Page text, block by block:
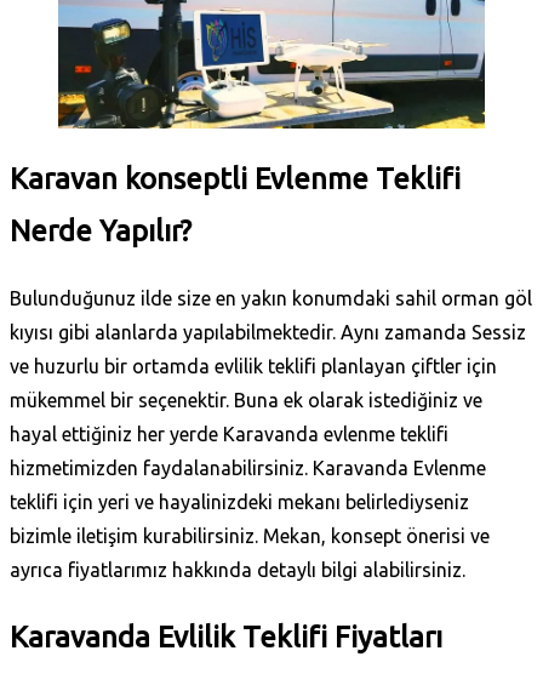
Karavan konseptli Evlenme Teklifi
Nerde Yapılır?
Bulunduğunuz ilde size en yakın konumdaki sahil orman göl
kıyısı gibi alanlarda yapılabilmektedir. Aynı zamanda Sessiz
ve huzurlu bir ortamda evlilik teklifi planlayan çiftler için
mükemmel bir seçenektir. Buna ek olarak istediğiniz ve
hayal ettiğiniz her yerde Karavanda evlenme teklifi
hizmetimizden faydalanabilirsiniz. Karavanda Evlenme
teklifi için yeri ve hayalinizdeki mekanı belirlediyseniz
bizimle iletişim kurabilirsiniz. Mekan, konsept önerisi ve
ayrıca fiyatlarımız hakkında detaylı bilgi alabilirsiniz.
Karavanda Evlilik Teklifi Fiyatları